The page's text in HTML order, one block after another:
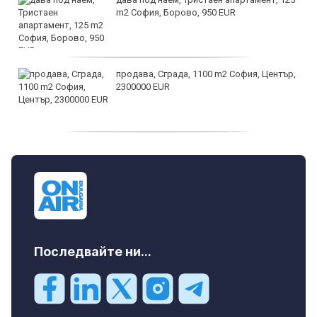
m2 София, Борово, 950 EUR
продава, Сграда, 1100 m2 София, Център,
2300000 EUR
Последвайте ни...